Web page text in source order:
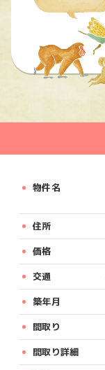
物件名
住所
価格
交通
築年月
間取り
間取り詳細